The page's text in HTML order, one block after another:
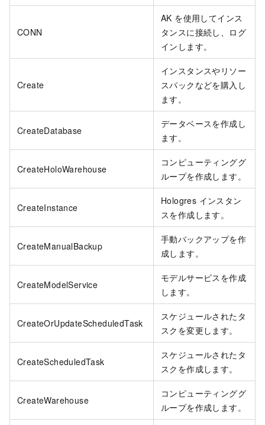
CONN
AK を使用してインス
タンスに接続し、ログ
インします。
Create
インスタンスやリソー
スパックなどを購入し
ます。
CreateDatabase
データベースを作成し
ます。
CreateHoloWarehouse
コンピューティンググ
ループを作成します。
CreateInstance
Hologres インスタン
スを作成します。
CreateManualBackup
手動バックアップを作
成します。
CreateModelService
モデルサービスを作成
します。
CreateOrUpdateScheduledTask
スケジュールされたタ
スクを変更します。
CreateScheduledTask
スケジュールされたタ
スクを作成します。
CreateWarehouse
コンピューティンググ
ループを作成します。